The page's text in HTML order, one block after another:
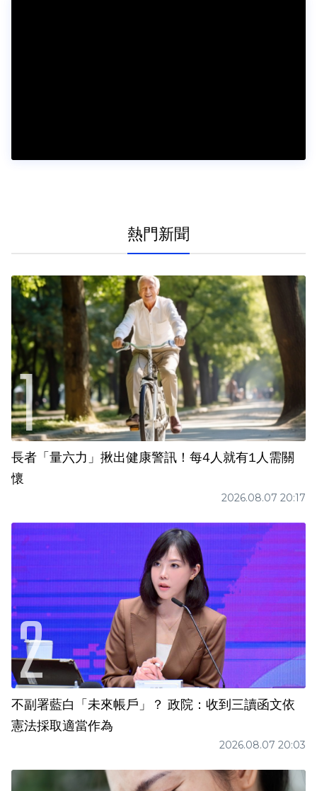
熱門新聞
長者「量六力」揪出健康警訊！每4人就有1人需關
懷
2026.08.07 20:17
不副署藍白「未來帳戶」？ 政院：收到三讀函文依
憲法採取適當作為
2026.08.07 20:03